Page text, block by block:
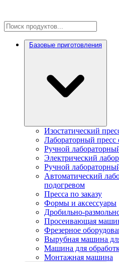
Базовые приготовления
Изостатический
Лабораторный
Ручной
Электрический
Ручной
Автоматический
подогревом
Пресса по заказу
Формы и аксессуары
Дробильно-
Просеивающая
Фрезерное
Вырубная машина
Машина для
Монтажная машина